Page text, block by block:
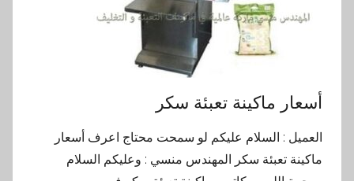
أسعار ماكينة تعبئة سكر
العميل : السلام عليكم لو سمحت محتاج اعرف أسعار
ماكينة تعبئة سكر المهندس منسي : وعليكم السلام